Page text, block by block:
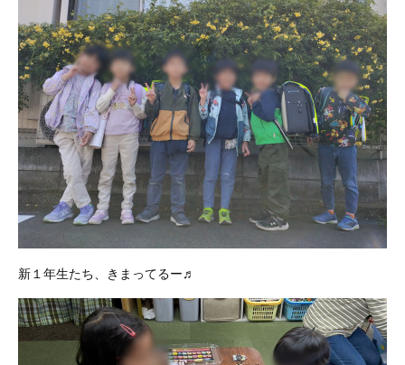
新１年生たち、きまってるー♬